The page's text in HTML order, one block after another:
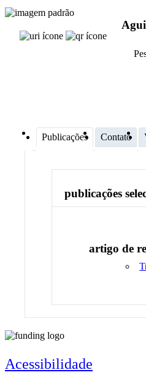
Publicações Contato
publicações
artigo de
Acessibilidade